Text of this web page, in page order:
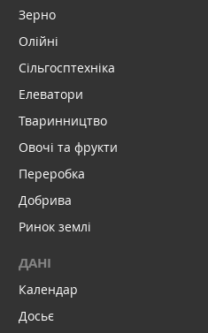
Зерно
Олійні
Сільгосптехніка
Елеватори
Тваринництво
Овочі та фрукти
Переробка
Добрива
Ринок землі
ДАНІ
Календар
Досьє